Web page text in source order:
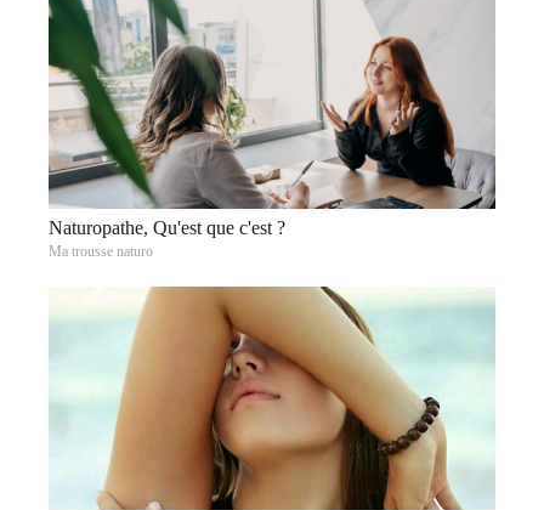
Naturopathe, Qu'est que c'est ?
Ma trousse naturo